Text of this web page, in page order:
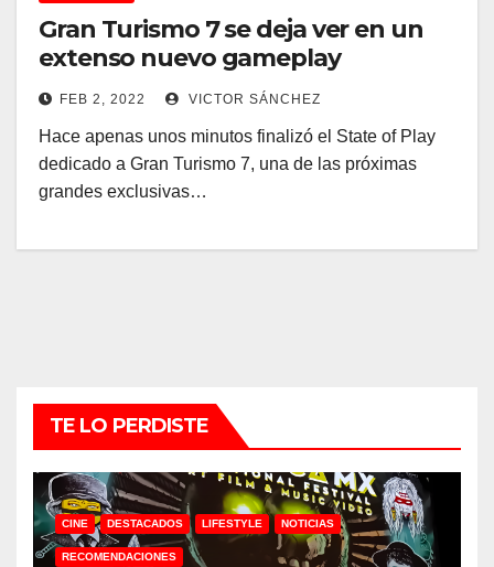
Gran Turismo 7 se deja ver en un
extenso nuevo gameplay
FEB 2, 2022 VICTOR SÁNCHEZ
Hace apenas unos minutos finalizó el State of Play
dedicado a Gran Turismo 7, una de las próximas
grandes exclusivas…
TE LO PERDISTE
CINE DESTACADOS LIFESTYLE NOTICIAS
RECOMENDACIONES